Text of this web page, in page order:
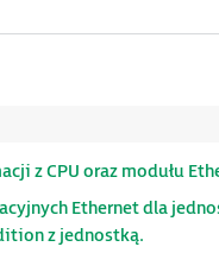
z CPU oraz modułu
Ethernet dla
z jednostką.